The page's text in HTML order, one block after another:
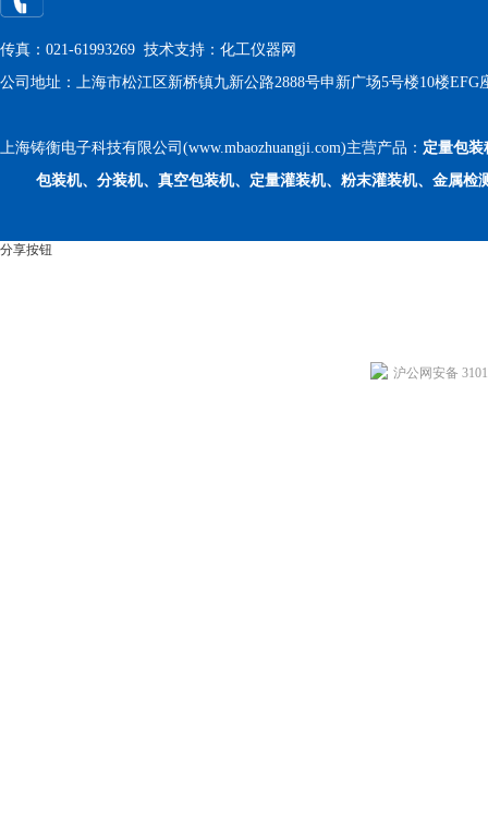
传真：021-61993269 技术支持： 化工仪器网
公司地址：上海市松江区新桥镇九新公路2888号申新广场5号楼10楼EFG
上海铸衡电子科技有限公司(www.mbaozhuangji.com)主营产品： 定量包装
包装机、分装机、真空包装机、定量灌装机、粉末灌装机、金属检
分享按钮
沪公网安备